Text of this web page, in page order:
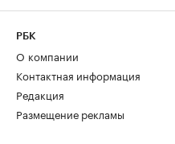
РБК
О компании
Контактная информация
Редакция
Размещение рекламы